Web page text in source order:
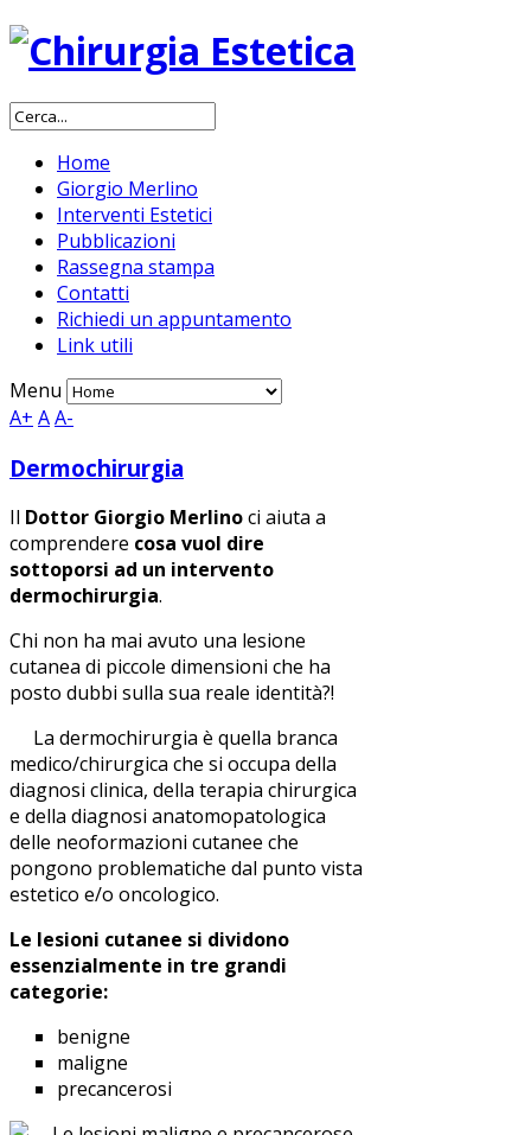
Home
Giorgio Merlino
Interventi Estetici
Pubblicazioni
Rassegna stampa
Contatti
Richiedi un appuntamento
Link utili
Menu
A+ AA-
Dermochirurgia
Il Dottor Giorgio Merlinoci aiuta a
comprendere cosa vuol dire
sottoporsi ad un intervento
dermochirurgia.
Chi non ha mai avuto una lesione
cutanea di piccole dimensioni che ha
posto dubbi sulla sua reale identità?!
La dermochirurgia è quella branca
medico/chirurgica che si occupa della
diagnosi clinica, della terapia chirurgica
e della diagnosi anatomopatologica
delle neoformazioni cutanee che
pongono problematiche dal punto vista
estetico e/o oncologico.
Le lesioni cutanee si dividono
essenzialmente in tre grandi
categorie:
benigne
maligne
precancerosi